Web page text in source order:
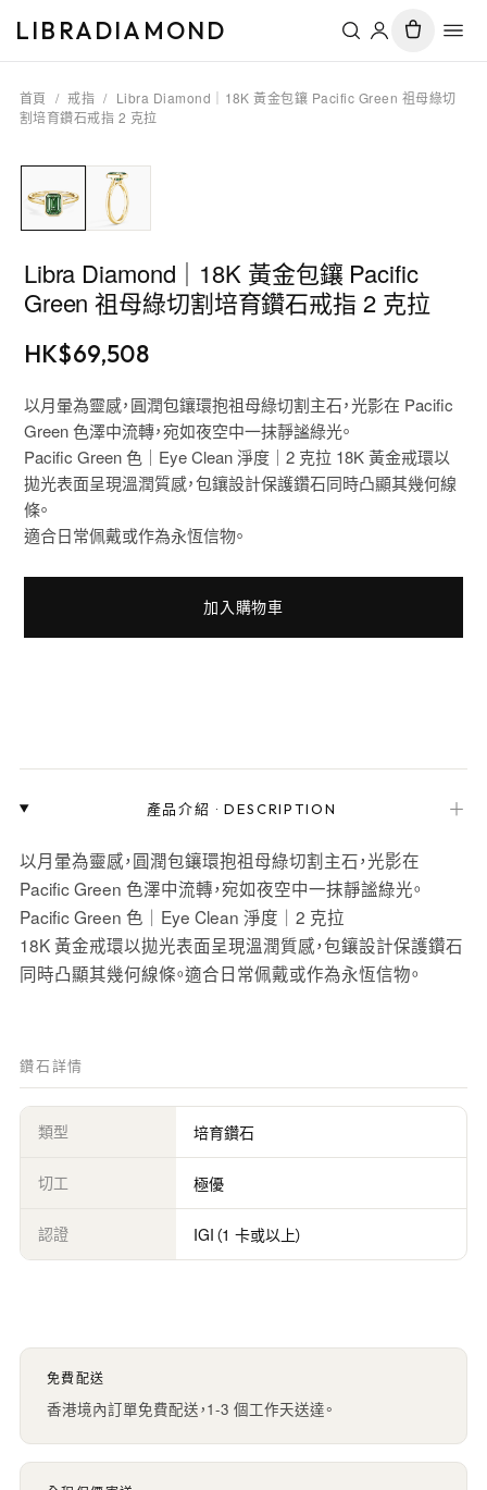
LIBRADIAMOND
首頁 / 戒指 / Libra Diamond｜18K 黃金包鑲 Pacific Green 祖母綠切
割培育鑽石戒指 2 克拉
Libra Diamond｜18K 黃金包鑲 Pacific
Green 祖母綠切割培育鑽石戒指 2 克拉
HK$69,508
以月暈為靈感，圓潤包鑲環抱祖母綠切割主石，光影在 Pacific
Green 色澤中流轉，宛如夜空中一抹靜謐綠光。
Pacific Green 色｜Eye Clean 淨度｜2 克拉 18K 黃金戒環以
拋光表面呈現溫潤質感，包鑲設計保護鑽石同時凸顯其幾何線
條。
適合日常佩戴或作為永恆信物。
加入購物車
產品介紹 ·DESCRIPTION ＋
以月暈為靈感，圓潤包鑲環抱祖母綠切割主石，光影在
Pacific Green 色澤中流轉，宛如夜空中一抹靜謐綠光。
Pacific Green 色｜Eye Clean 淨度｜2 克拉
18K 黃金戒環以拋光表面呈現溫潤質感，包鑲設計保護鑽石
同時凸顯其幾何線條。適合日常佩戴或作為永恆信物。
鑽石詳情
類型 培育鑽石
切工 極優
認證 IGI（1 卡或以上）
免費配送
香港境內訂單免費配送，1-3 個工作天送達。